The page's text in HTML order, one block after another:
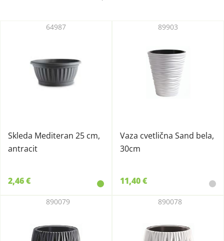
Skleda Mediteran 25 cm,
antracit
64987
2,46 €
Vaza cvetlična Sand bela,
30cm
89903
11,40 €
890079 890078